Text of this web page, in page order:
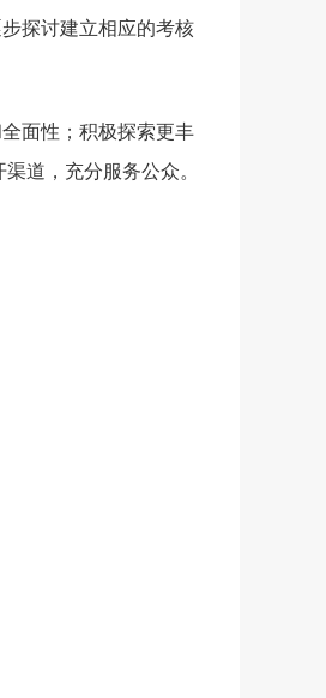
探讨建立相应的考核
面性；积极探索更丰
道，充分服务公众。